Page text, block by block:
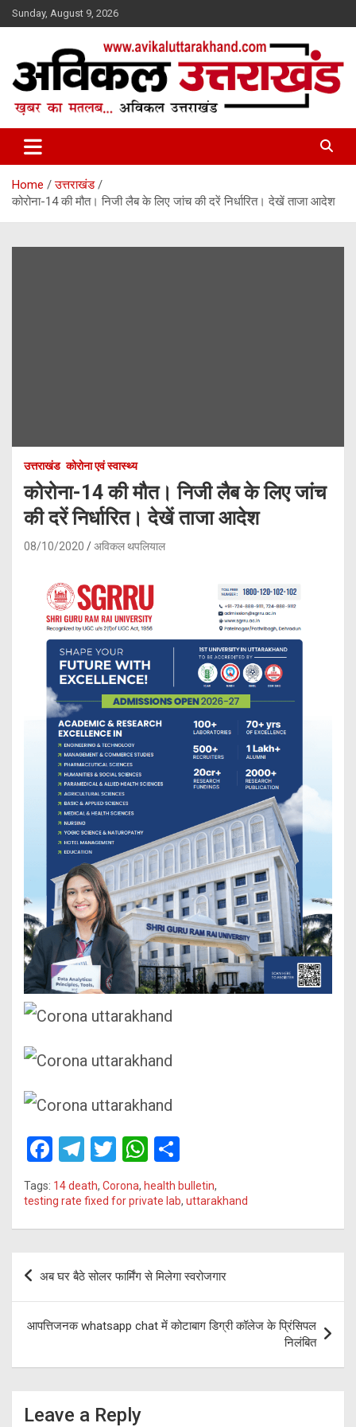
Skip
to
Sunday, August 9, 2026
Avikal Uttarakhand
Home
उत्तराखंड
कोरोना-14 की मौत। निजी लैब के लिए जांच की दरें निर्धारित। देखें ताजा आदेश
उत्तराखंड कोरोना एवं स्वास्थ्य
कोरोना-14 की मौत। निजी लैब के लिए जांच
की दरें निर्धारित। देखें ताजा आदेश
08/10/2020 अविकल थपलियाल
F
a
ce
b
o
k
T
el
e
gr
m
T
tt
er
W
at
s
p
p
h
ar
e
Tags: 14 death, Corona, health bulletin,
testing rate fixed for private lab, uttarakhand
Post
अब घर बैठे सोलर फार्मिंग से मिलेगा स्वरोजगार
आपत्तिजनक whatsapp chat में कोटाबाग डिग्री कॉलेज के प्रिंसिपल
निलंबित
Leave a Reply